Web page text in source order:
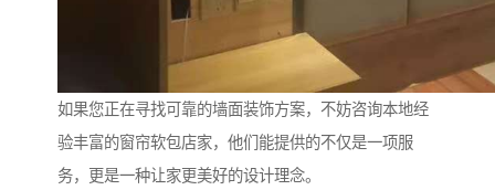
如果您正在寻找可靠的墙面装饰方案，不妨咨询本地经
验丰富的窗帘软包店家，他们能提供的不仅是一项服
务，更是一种让家更美好的设计理念。